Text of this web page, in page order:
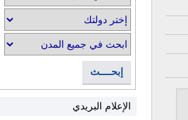
إبحــــث
الإعلام البريدي